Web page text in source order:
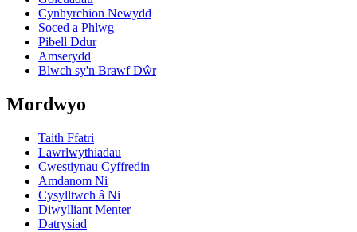
Cynhyrchion Newydd
Soced a Phlwg
Pibell Ddur
Amserydd
Blwch sy'n Brawf Dŵr
Mordwyo
Taith Ffatri
Lawrlwythiadau
Cwestiynau Cyffredin
Amdanom Ni
Cysylltwch â Ni
Diwylliant Menter
Datrysiad